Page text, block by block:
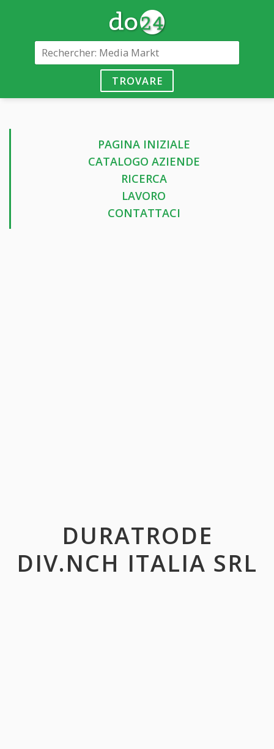
TROVARE
PAGINA INIZIALE
CATALOGO AZIENDE
RICERCA
LAVORO
CONTATTACI
DURATRODE
DIV.NCH ITALIA SRL